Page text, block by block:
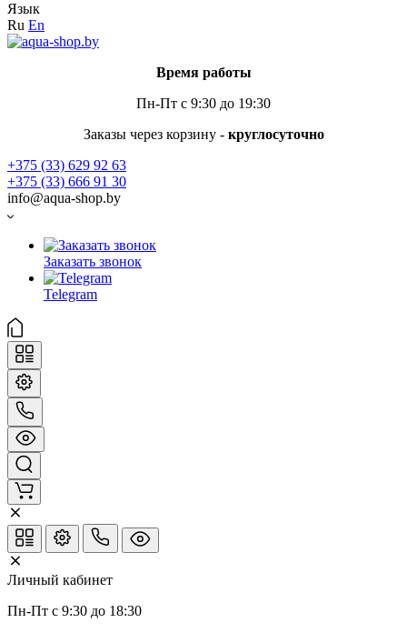
Язык
Ru En
Время работы
Пн-Пт с 9:30 до 19:30
Заказы через корзину - круглосуточно
+375 (33) 629 92 63
+375 (33) 666 91 30
info@aqua-shop.by
Заказать звонок
Telegram
Личный кабинет
Пн-Пт с 9:30 до 18:30